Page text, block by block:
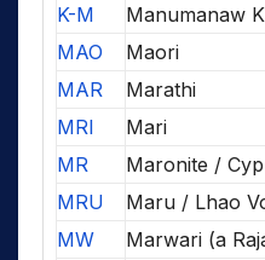
K-M
Manumanaw
MAO
Maori
MAR
Marathi
MRI
Mari
MR
Maronite /
MRU
Maru / Lhao
MW
Marwari (a